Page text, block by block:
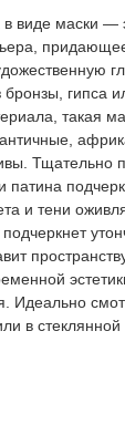
в виде маски —
бронзы, гипса
такая
Тщательно
патина
и тени
Идеально
в стеклянной